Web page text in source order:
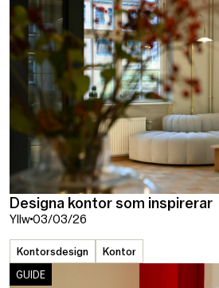
Designa kontor som inspirerar
Yllw03/03/26
Kontorsdesign
Kontor
GUIDE